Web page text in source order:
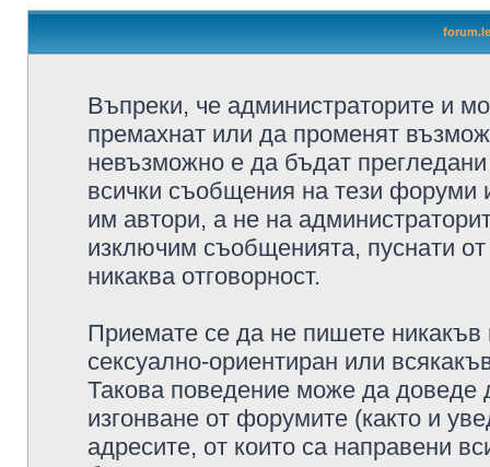
Въпреки, че администраторите и
премахнат или да променят
невъзможно е да бъдат
всички съобщения на тези форуми
им автори, а не на
изключим съобщенията, пуснати
никаква отговорност.
Приемате се да не пишете никакъв
сексуално-ориентиран или
Такова поведение може да доведе
изгонване от форумите (както и
адресите, от които са направени